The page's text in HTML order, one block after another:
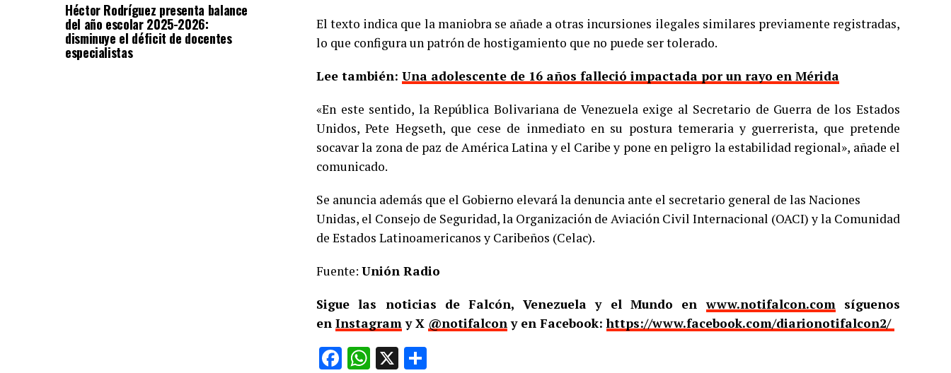
Héctor Rodríguez presenta balance
del año escolar 2025-2026:
disminuye el déficit de docentes
especialistas
El texto indica que la maniobra se añade a otras incursiones ilegales similares previamente registradas,
lo que configura un patrón de hostigamiento que no puede ser tolerado.
Lee también: Una adolescente de 16 años falleció impactada por un rayo en Mérida
«En este sentido, la República Bolivariana de Venezuela exige al Secretario de Guerra de los Estados
Unidos, Pete Hegseth, que cese de inmediato en su postura temeraria y guerrerista, que pretende
socavar la zona de paz de América Latina y el Caribe y pone en peligro la estabilidad regional», añade el
comunicado.
Se anuncia además que el Gobierno elevará la denuncia ante el secretario general de las Naciones
Unidas, el Consejo de Seguridad, la Organización de Aviación Civil Internacional (OACI) y la Comunidad
de Estados Latinoamericanos y Caribeños (Celac).
Fuente: Unión Radio
Sigue las noticias de Falcón, Venezuela y el Mundo enwww.notifalcon.comsíguenos
en Instagramy X @notifalcony en Facebook:https://www.facebook.com/diarionotifalcon2/
Facebook
WhatsApp
X